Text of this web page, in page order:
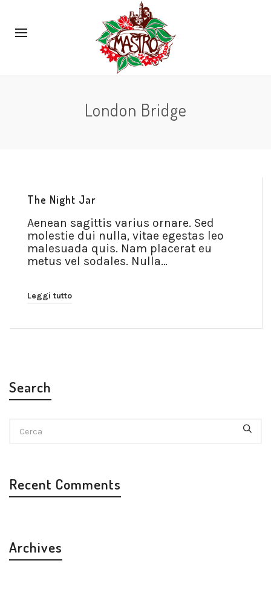
London Bridge
The Night Jar
Aenean sagittis varius ornare. Sed
molestie dui nulla, vitae egestas leo
malesuada quis. Nam placerat eu
metus vel sodales. Nulla…
Leggi tutto
Search
Recent Comments
Archives